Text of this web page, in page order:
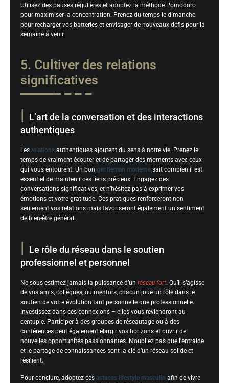
Utilisez des pauses régulières et adoptez la méthode Pomodoro
pour maximiser la concentration. Prenez du temps le dimanche
pour recharger vos batteries et envisager de nouveaux défis pour la
semaine à venir.
5. Cultiver des relations
significatives
L’art de la conversation et des interactions
authentiques
Les relations authentiques ajoutent du sens à notre vie. Prenez le
temps de vraiment écouter et de partager des moments avec ceux
qui vous entourent. Un bon gentleman moderne sait combien il est
essentiel de maintenir ces liens précieux. Engagez des
conversations significatives, et n’hésitez pas à exprimer vos
émotions et votre gratitude. Ces pratiques renforceront non
seulement vos relations mais favoriseront également un sentiment
de bien-être général.
Le rôle du réseau dans le soutien
professionnel et personnel
Ne sous-estimez jamais la puissance d’un réseau fort. Qu’il s’agisse
de vos amis, collègues, ou mentors, chacun joue un rôle dans le
soutien de votre évolution tant personnelle que professionnelle.
Investissez dans ces connexions – elles vous reviendront au
centuple. Participer à des groupes de réseautage ou à des
conférences peut également élargir vos horizons et ouvrir de
nouvelles opportunités passionnantes. N’oubliez pas que l’entraide
et le partage de connaissances sont la clé d’un réseau solide et
résilient.
Pour conclure, adoptez ces astuces lifestyle masculin afin de vivre